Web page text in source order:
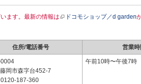
ます。最新の情報は ドコモショップ／d garden
住所/電話番号 営業時
岡市森字台452-7
0120-187-360
午前10時〜午後7時